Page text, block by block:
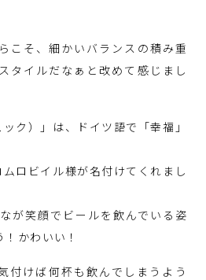
こそ、細かいバランスの積み重
タイルだなぁと改めて感じまし
ク）」は、ドイツ語で「幸福」
ロビイル様が名付けてくれまし
が笑顔でビールを飲んでいる姿
かわいい！
付けば何杯も飲んでしまうよう